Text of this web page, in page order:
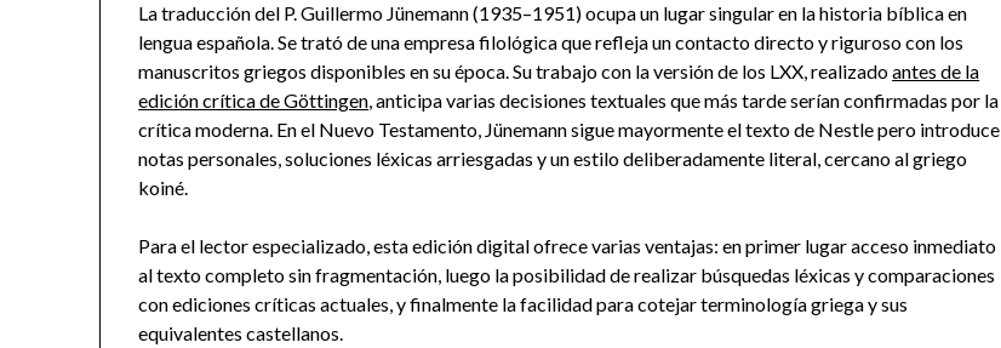
La traducción del P. Guillermo Jünemann (1935–1951) ocupa un lugar singular en la historia bíblica en
lengua española. Se trató de una empresa filológica que refleja un contacto directo y riguroso con los
manuscritos griegos disponibles en su época. Su trabajo con la versión de los LXX, realizadoantes de la
edición crítica de Göttingen, anticipa varias decisiones textuales que más tarde serían confirmadas por la
crítica moderna. En el Nuevo Testamento, Jünemann sigue mayormente el texto de Nestle pero introduce
notas personales, soluciones léxicas arriesgadas y un estilo deliberadamente literal, cercano al griego
koiné.
Para el lector especializado, esta edición digital ofrece varias ventajas: en primer lugar acceso inmediato
al texto completo sin fragmentación, luego la posibilidad de realizar búsquedas léxicas y comparaciones
con ediciones críticas actuales, y finalmente la facilidad para cotejar terminología griega y sus
equivalentes castellanos.